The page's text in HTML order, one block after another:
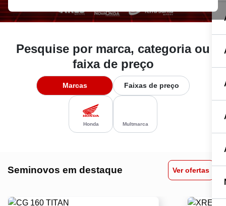
Pesquise por marca, categoria ou
faixa de preço
Marcas Faixas de preço
Honda Multmarca
Seminovos em destaque Ver ofertas